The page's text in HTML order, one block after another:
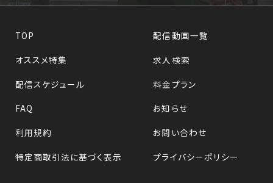
TOP
配信動画一覧
オススメ特集
求人検索
配信スケジュール
料金プラン
FAQ
お知らせ
利用規約
お問い合わせ
特定商取引法に基づく表示
プライバシーポリシー